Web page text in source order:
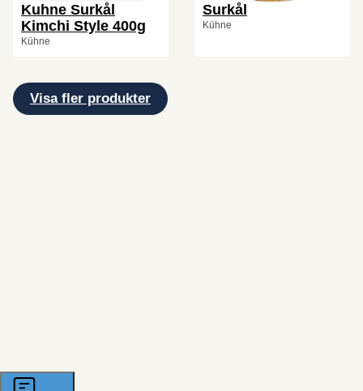
Kuhne Surkål
Kimchi Style 400g
Kühne
Surkål
Kühne
Visa fler produkter